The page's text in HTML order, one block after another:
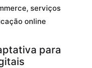
serviços
online
para